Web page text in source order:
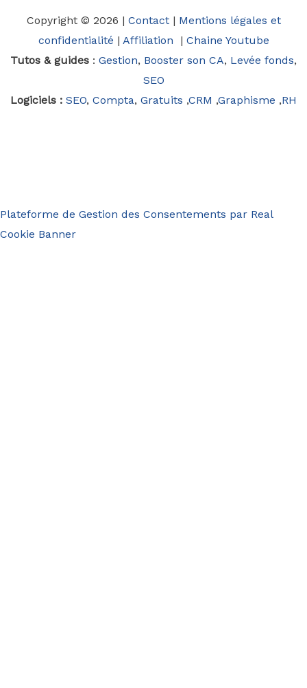
Copyright © 2026 | Contact| Mentions légales et
confidentialité | Affiliation | Chaine Youtube
Tutos & guides : Gestion, Booster son CA, Levée fonds,
SEO
Logiciels : SEO, Compta, Gratuits ,CRM ,Graphisme ,RH
Plateforme de Gestion des Consentements par Real
Cookie Banner